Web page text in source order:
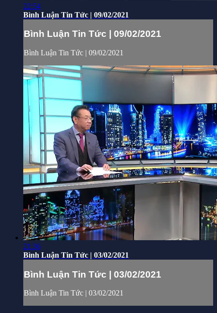
22:54
Bình Luận Tin Tức | 09/02/2021
Bình Luận Tin Tức | 09/02/2021
Bình Luận Tin Tức | 09/02/2021
21:36
Bình Luận Tin Tức | 03/02/2021
Bình Luận Tin Tức | 03/02/2021
Bình Luận Tin Tức | 03/02/2021